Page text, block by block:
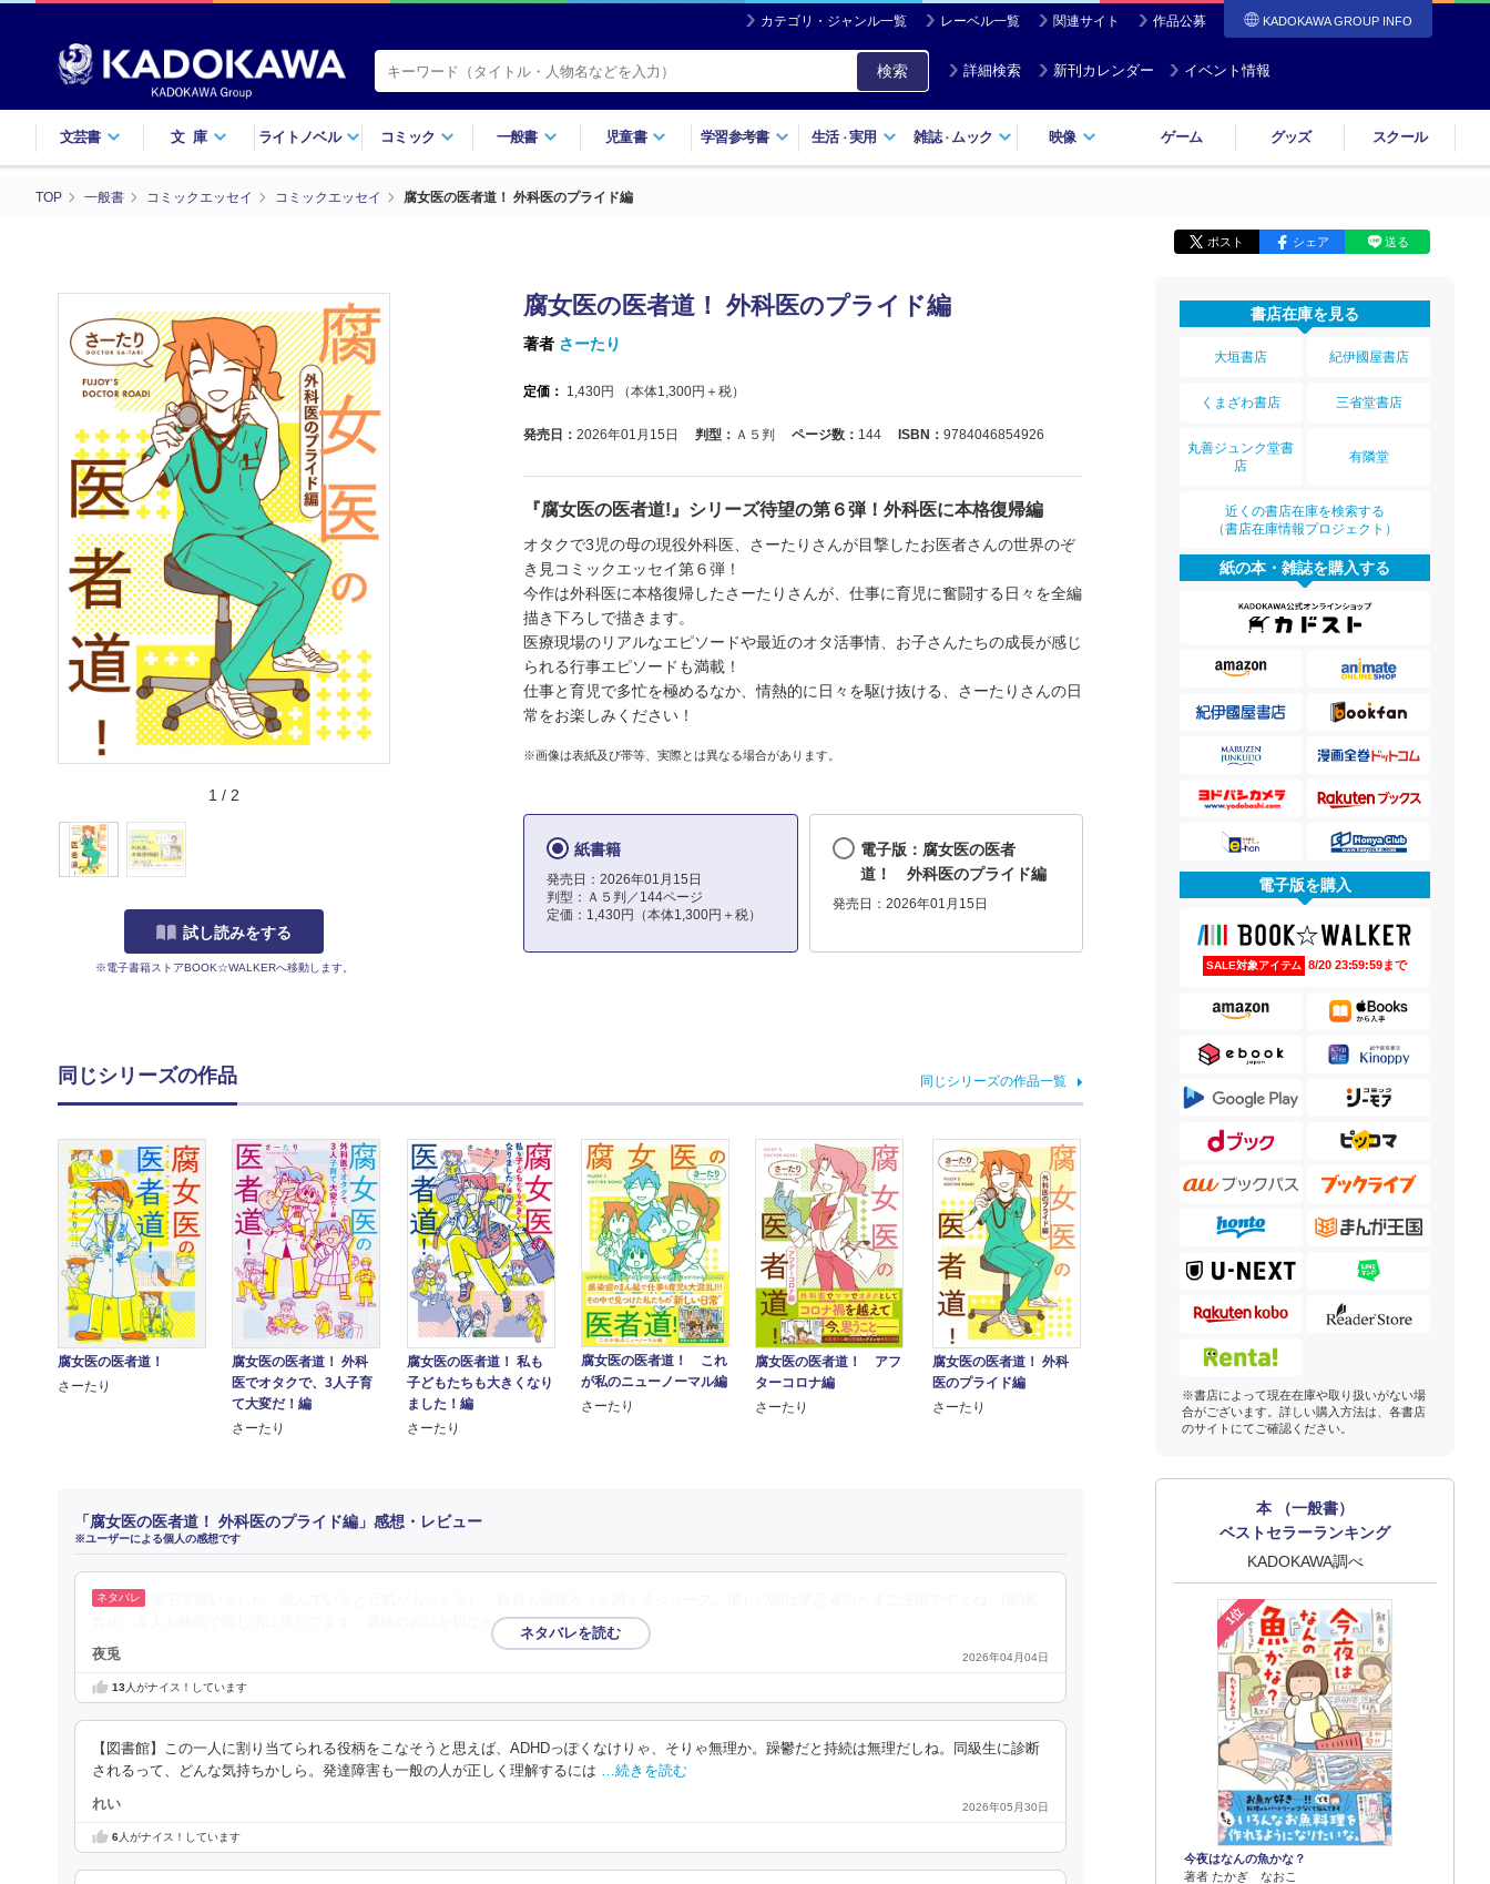
カテゴリ・ジャンル一覧 レーベル一覧 関連サイト 作品公募 KADOKAWA GROUP INFO
検索 詳細検索 新刊カレンダー イベント情報
文芸書 文庫 ライトノベル コミック 一般書 児童書 学習参考書 生活・実用 雑誌・ ムック 映像 ゲーム グッズ スクール
TOP 一般書 コミックエッセイ コミックエッセイ 腐女医の医者道！ 外科医のプライド編
ポスト シェア 送る
1 / 2
試し読みをする
※電子書籍ストアBOOK☆WALKERへ移動します。
腐女医の医者道！ 外科医のプライド編
著者 さーたり
定価： 1,430円 （本体1,300円＋税）
発売日： 2026年01月15日 判型： Ａ５判 ページ数： 144 ISBN： 9784046854926
『腐女医の医者道!』シリーズ待望の第６弾！外科医に本格復帰編
オタクで3児の母の現役外科医、さーたりさんが目撃したお医者さんの世界のぞ
き見コミックエッセイ第６弾！
今作は外科医に本格復帰したさーたりさんが、仕事に育児に奮闘する日々を全編
描き下ろしで描きます。
医療現場のリアルなエピソードや最近のオタ活事情、お子さんたちの成長が感じ
られる行事エピソードも満載！
仕事と育児で多忙を極めるなか、情熱的に日々を駆け抜ける、さーたりさんの日
常をお楽しみください！
※画像は表紙及び帯等、実際とは異なる場合があります。
紙書籍
発売日：2026年01月15日
判型：Ａ５判／144ページ
定価：1,430円（本体1,300円＋税）
電子版：腐女医の医者
道！ 外科医のプライド編
発売日：2026年01月15日
同じシリーズの作品 同じシリーズの作品一覧
腐女医の医者道！
さーたり
腐女医の医者道！ 外科
医でオタクで、3人子育
て大変だ！編
さーたり
腐女医の医者道！ 私も
子どもたちも大きくなり
ました！編
さーたり
腐女医の医者道！ これ
が私のニューノーマル編
さーたり
腐女医の医者道！ アフ
ターコロナ編
さーたり
腐女医の医者道！ 外科
医のプライド編
さーたり
「腐女医の医者道！ 外科医のプライド編」感想・レビュー
※ユーザーによる個人の感想です
含め、友人も映画で同じ沼に落ちてます。最後のお話が切なかった。
夜兎 2026年04月04日
13人がナイス！しています
【図書館】この一人に割り当てられる役柄をこなそうと思えば、ADHDっぽくなけりゃ、そりゃ無理か。躁鬱だと持続は無理だしね。同級生に診断
されるって、どんな気持ちかしら。発達障害も一般の人が正しく理解するには …続きを読む
れい 2026年05月30日
6人がナイス！しています
書店在庫を見る
大垣書店 紀伊國屋書店
くまざわ書店 三省堂書店
丸善ジュンク堂書
店
有隣堂
近くの書店在庫を検索する
（書店在庫情報プロジェクト）
紙の本・雑誌を購入する
電子版を購入
SALE対象アイテム 8/20 23:59:59まで
※書店によって現在在庫や取り扱いがない場
合がございます。詳しい購入方法は、各書店
のサイトにてご確認ください。
本 （一般書）
ベストセラーランキング
KADOKAWA調べ
1位
今夜はなんの魚かな？
著者 たかぎ なおこ